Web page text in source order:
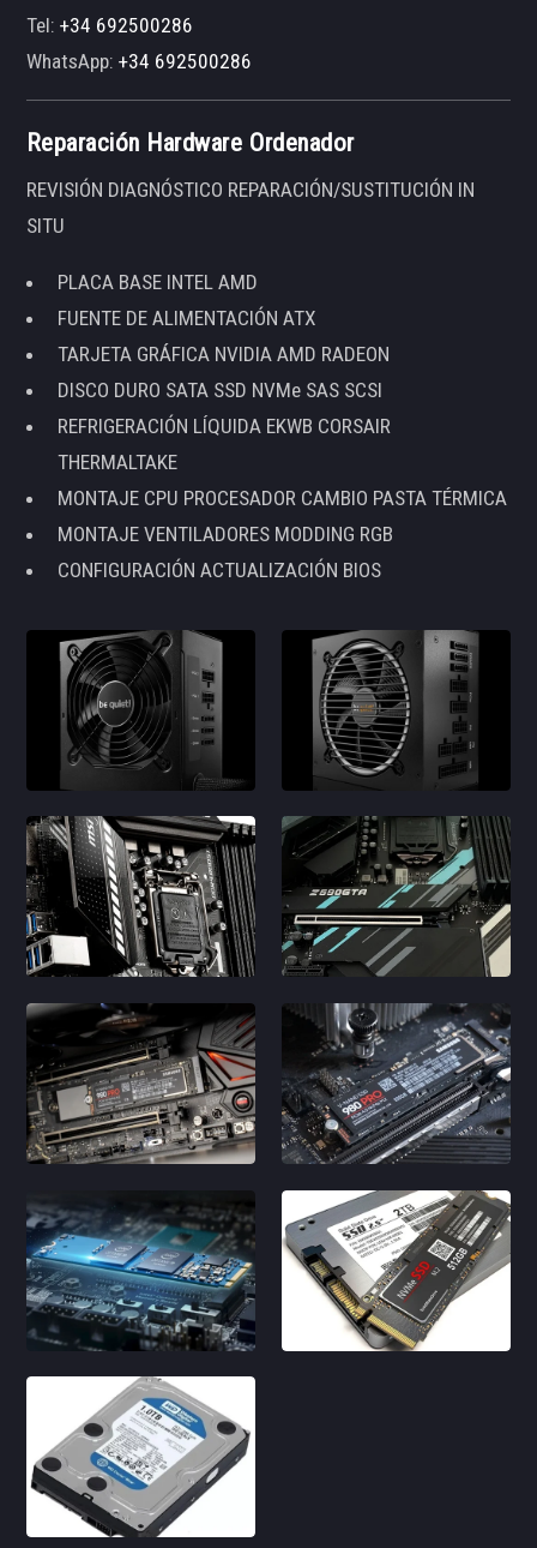
Tel:+34 692500286
WhatsApp:+34 692500286
Reparación Hardware Ordenador
REVISIÓN DIAGNÓSTICO REPARACIÓN/SUSTITUCIÓN IN
SITU
PLACA BASE INTEL AMD
FUENTE DE ALIMENTACIÓN ATX
TARJETA GRÁFICA NVIDIA AMD RADEON
DISCO DURO SATA SSD NVMe SAS SCSI
REFRIGERACIÓN LÍQUIDA EKWB CORSAIR
THERMALTAKE
MONTAJE CPU PROCESADOR CAMBIO PASTA TÉRMICA
MONTAJE VENTILADORES MODDING RGB
CONFIGURACIÓN ACTUALIZACIÓN BIOS